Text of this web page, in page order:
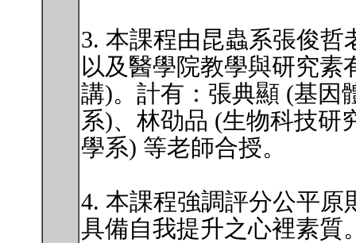
3. 本課程由昆蟲系張俊
以及醫學院教學與研究素
講)。計有：張典顯 (基因
系)、林劭品 (生物科技研
學系) 等老師合授。
4. 本課程強調評分公平
具備自我提升之心裡素質